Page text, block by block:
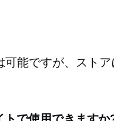
可能ですが、ストア